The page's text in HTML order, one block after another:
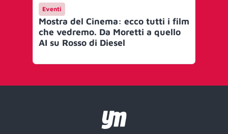
Eventi
Mostra del Cinema: ecco tutti i film
che vedremo. Da Moretti a quello
AI su Rosso di Diesel